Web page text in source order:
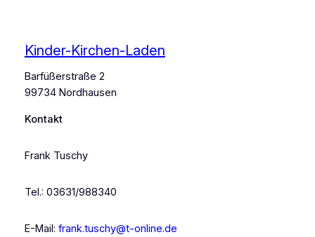
Kinder-Kirchen-Laden
Barfüßerstraße 2
99734 Nordhausen
Kontakt
Frank Tuschy
Tel.: 03631/988340
E-Mail: frank.tuschy@t-online.de